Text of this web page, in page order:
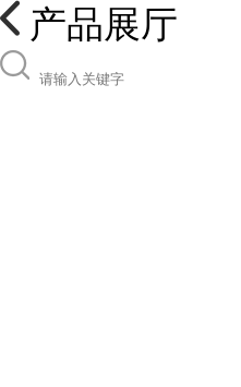
产品展厅